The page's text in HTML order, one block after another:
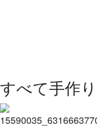
すべて手作